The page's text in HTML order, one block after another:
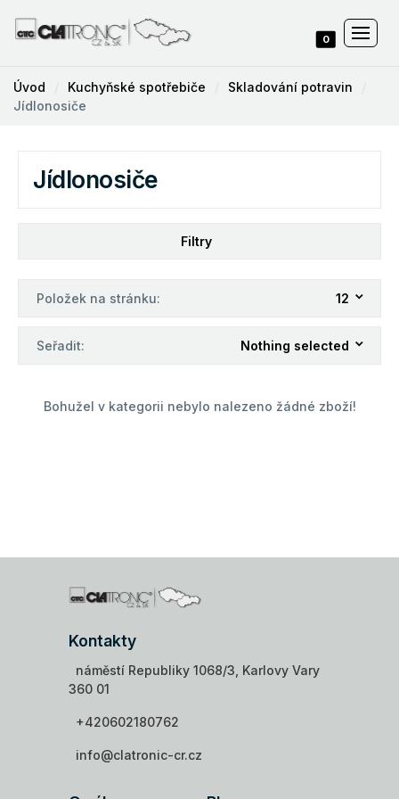
0
Úvod Kuchyňské spotřebiče
Skladování potravin
Jídlonosiče
Jídlonosiče
Filtry
Položek na stránku: 12
Seřadit: Nothing selected
Bohužel v kategorii nebylo nalezeno žádné zboží!
Kontakty
náměstí Republiky 1068/3, Karlovy Vary
360 01
+420602180762
info@clatronic-cr.cz